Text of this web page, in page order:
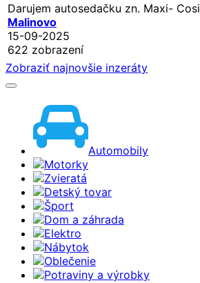
Darujem autosedačku zn. Maxi- Cosi
Malinovo
15-09-2025
622 zobrazení
Zobraziť najnovšie inzeráty
Automobily
Motorky
Zvieratá
Detský tovar
Šport
Dom a záhrada
Elektro
Nábytok
Oblečenie
Potraviny a výrobky